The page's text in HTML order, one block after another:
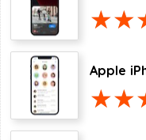
Apple